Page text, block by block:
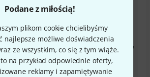
Podane z miłością!
plikom cookie chcielibyśmy
najlepsze możliwe doświadczenia
ze wszystkim, co się z tym wiąże.
na przykład odpowiednie oferty,
reklamy i zapamiętywanie